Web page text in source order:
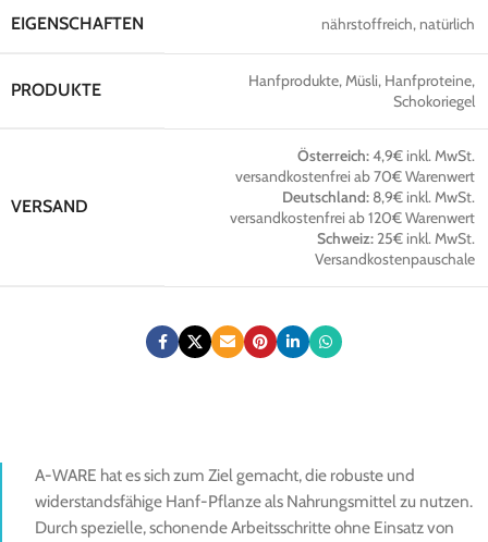
EIGENSCHAFTEN nährstoffreich, natürlich
PRODUKTE
Hanfprodukte, Müsli, Hanfproteine,
Schokoriegel
VERSAND
Österreich:4,9€ inkl. MwSt.
versandkostenfrei ab 70€ Warenwert
Deutschland: 8,9€ inkl. MwSt.
versandkostenfrei ab 120€ Warenwert
Schweiz: 25€ inkl. MwSt.
Versandkostenpauschale
A-WARE hat es sich zum Ziel gemacht, die robuste und
widerstandsfähige Hanf-Pflanze als Nahrungsmittel zu nutzen.
Durch spezielle, schonende Arbeitsschritte ohne Einsatz von